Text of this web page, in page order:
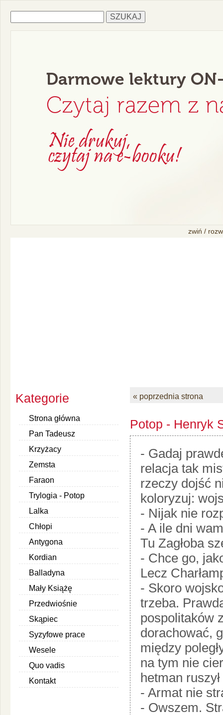
zwiń /
Kategorie
Strona główna
Pan Tadeusz
Krzyżacy
Zemsta
Faraon
Trylogia - Potop
Lalka
Chłopi
Antygona
Kordian
Balladyna
Mały Książę
Przedwiośnie
Skąpiec
Syzyfowe prace
Wesele
Quo vadis
Kontakt
« poprzednia strona
Potop - Henryk
- Gadaj
relacja tak
rzeczy dojść
koloryzuj:
- Nijak nie
- A ile dni
Tu Zagłoba
- Chce go,
Lecz
- Skoro
trzeba.
pospolitaków
dorachować,
między
na tym nie
hetman
- Armat nie
- Owszem.